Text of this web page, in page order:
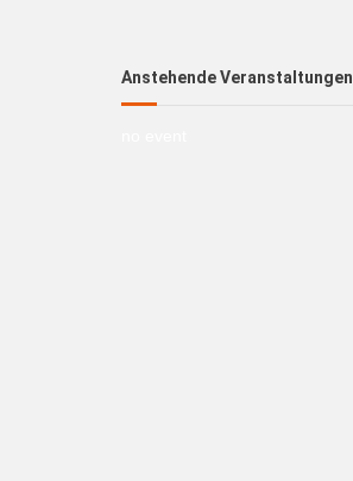
Anstehende Veranstaltungen